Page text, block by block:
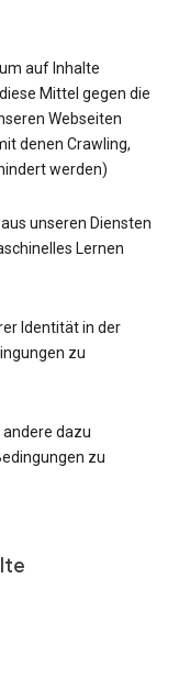
auf Inhalte
Mittel gegen die
Webseiten
denen Crawling,
werden)
unseren Diensten
Lernen
Identität in der
zu
andere dazu
zu